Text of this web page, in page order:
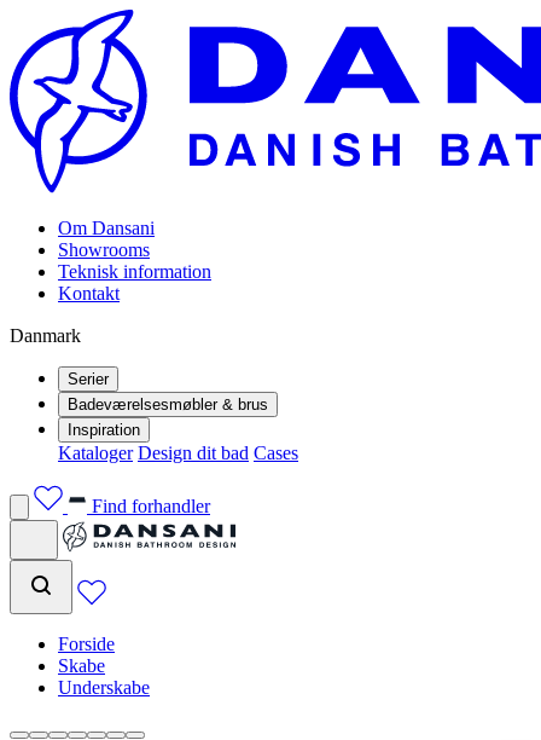
Om Dansani
Showrooms
Teknisk information
Kontakt
Danmark
Serier
Badeværelsesmøbler & brus
Inspiration
Kataloger Design dit bad Cases
Find forhandler
Forside
Skabe
Underskabe